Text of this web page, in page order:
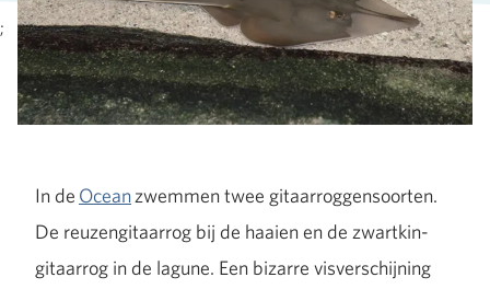
;
In de Ocean zwemmen twee gitaarroggensoorten.
De reuzengitaarrog bij de haaien en de zwartkin-
gitaarrog in de lagune. Een bizarre visverschijning